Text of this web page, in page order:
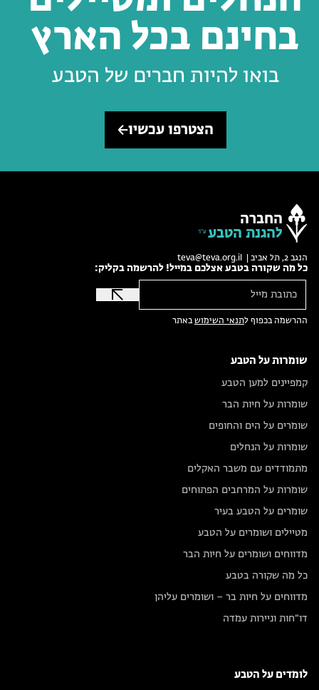
בחינם בכל הארץ
בואו להיות חברים של הטבע
הצטרפו עכשיו
החברה
להגנת הטבע
הנגב 2, תל אביב | teva@teva.org.il
כל מה שקורה בטבע אצלכם במייל! להרשמה בקליק:
ההרשמה בכפוף לתנאי השימושבאתר
שומרות על הטבע
קמפיינים למען הטבע
שומרות על חיות הבר
שומרים על הים והחופים
שומרות על הנחלים
מתמודדים עם משבר האקלים
שומרות על המרחבים הפתוחים
שומרים על הטבע בעיר
מטיילים ושומרים על הטבע
מדווחים ושומרים על חיות הבר
כל מה שקורה בטבע
מדווחים על חיות בר – ושומרים עליהן
דו״חות וניירות עמדה
לומדים על הטבע